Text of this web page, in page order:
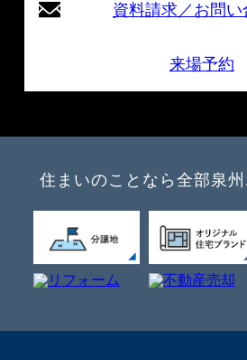
資料請求／お問い
来場予約
住まいのことなら全部泉